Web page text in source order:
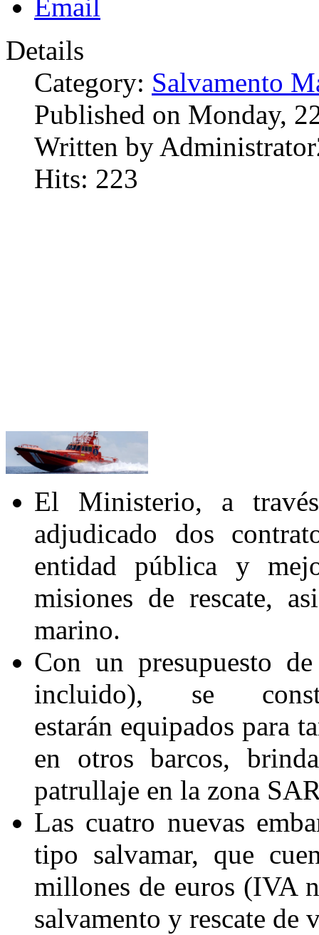
Details
Category: Salvamento
Published on Monday,
Written by
Hits: 223
El Ministerio, a
adjudicado dos
entidad pública y
misiones de rescate,
marino.
Con un presupuesto
incluido), se
estarán equipados para
en otros barcos,
patrullaje en la zona
Las cuatro nuevas
tipo salvamar, que
millones de euros (IVA
salvamento y rescate de